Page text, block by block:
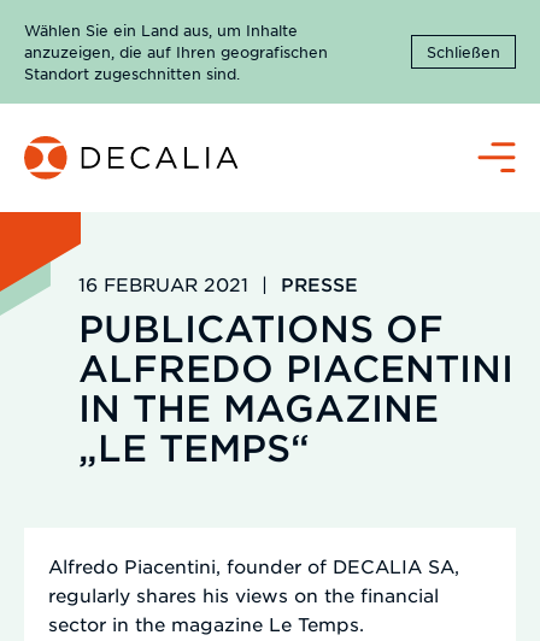
Inhalt
springen
Wählen Sie ein Land aus, um Inhalte
anzuzeigen, die auf Ihren geografischen
Standort zugeschnitten sind.
Schließen
Menü
16 FEBRUAR 2021 | PRESSE
PUBLICATIONS OF
ALFREDO PIACENTINI
IN THE MAGAZINE
„LE TEMPS“
Alfredo Piacentini, founder of DECALIA SA,
regularly shares his views on the financial
sector in the magazine Le Temps.